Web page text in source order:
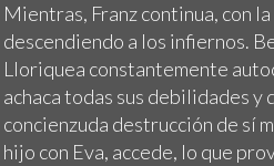
Mientras, Franz continua, con
descendiendo a los infiernos.
Lloriquea constantemente
achaca todas sus debilidades y
concienzuda destrucción de sí
hijo con Eva, accede, lo que